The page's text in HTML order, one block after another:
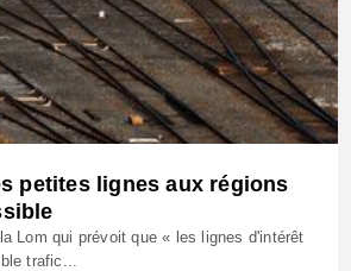
petites lignes aux régions
Lom qui prévoit que « les lignes d'intérêt
trafic...